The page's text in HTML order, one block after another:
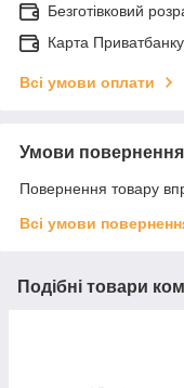
Безготівковий
Карта
Всі умови оплати
Умови повернення
Повернення товару
Всі умови
Подібні товари